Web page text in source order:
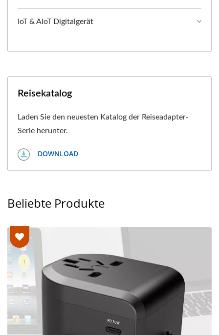
IoT & AIoT Digitalgerät
Reisekatalog
Laden Sie den neuesten Katalog der Reiseadapter-
Serie herunter.
DOWNLOAD
Beliebte Produkte